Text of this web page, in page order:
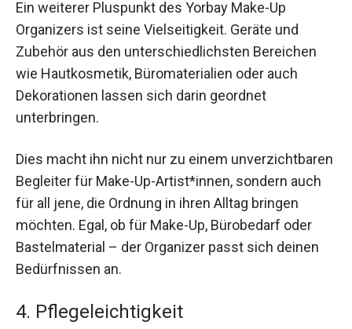
Ein weiterer Pluspunkt des Yorbay Make-Up
Organizers ist seine Vielseitigkeit. Geräte und
Zubehör aus den unterschiedlichsten Bereichen
wie Hautkosmetik, Büromaterialien oder auch
Dekorationen lassen sich darin geordnet
unterbringen.
Dies macht ihn nicht nur zu einem unverzichtbaren
Begleiter für Make-Up-Artist*innen, sondern auch
für all jene, die Ordnung in ihren Alltag bringen
möchten. Egal, ob für Make-Up, Bürobedarf oder
Bastelmaterial – der Organizer passt sich deinen
Bedürfnissen an.
4. Pflegeleichtigkeit